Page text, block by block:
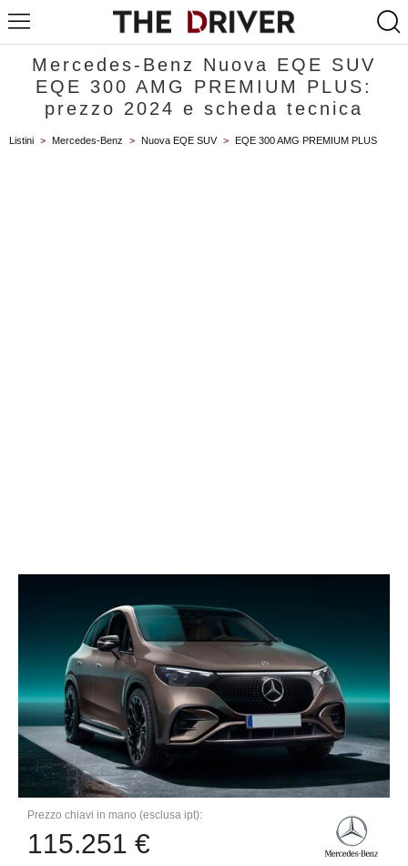
Mercedes-Benz Nuova EQE SUV
EQE 300 AMG PREMIUM PLUS:
prezzo 2024 e scheda tecnica
Listini > Mercedes-Benz > Nuova EQE SUV > EQE 300 AMG PREMIUM PLUS
Prezzo chiavi in mano (esclusa ipt):
115.251 €